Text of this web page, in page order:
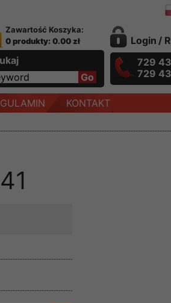
Zawartość Koszyka:
0 produkty: 0.00 zł
Login /
729
729
KONTAKT